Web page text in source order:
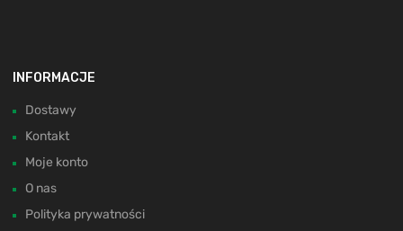
INFORMACJE
Dostawy
Kontakt
Moje konto
O nas
Polityka prywatności